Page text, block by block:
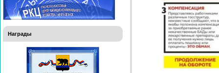
Награды